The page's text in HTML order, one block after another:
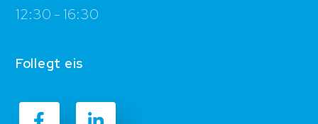
12:30 - 16:30
Follegt eis